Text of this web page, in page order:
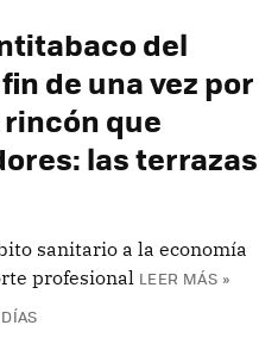
del
de una vez por
que
las terrazas
sanitario a la economía
profesional LEER MÁS »